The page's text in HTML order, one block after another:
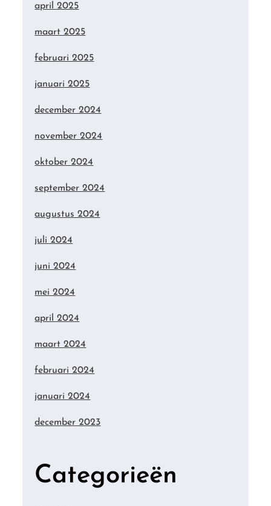
april 2025
maart 2025
februari 2025
januari 2025
december 2024
november 2024
oktober 2024
september 2024
augustus 2024
juli 2024
juni 2024
mei 2024
april 2024
maart 2024
februari 2024
januari 2024
december 2023
Categorieën